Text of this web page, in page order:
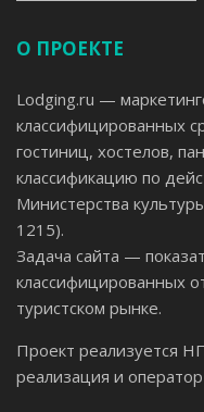
О ПРОЕКТЕ
Lodging.ru —
классифицированных
гостиниц, хостелов,
классификацию по
Министерства
1215).
Задача сайта —
классифицированных
туристском рынке.
Проект реализуется
реализация и